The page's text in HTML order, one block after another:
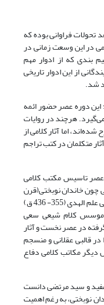
فراوانی بوده که
در این وسعت زمانی در
بندی که از ادوار مهم
از این ادوار تاریخی
شد.
دوره عصر حضور ائمه
هرچند در روایات
اما آثار کلامی از
متکلمان در کتب تراجم
تاسیس مکتب کلامی
چون خاندان نوبختی(قرن
سوم)، شیخ مفید (336- 413 ق) و سید مرتضی علم الهدی (355- 436 ق)
موسس کلام شیعی سعی
در عصر نخست و آثار
در قالبی عقلانی و منسجم
دیگر مکاتب کلامی دفاع
مفید و سید مرتضی دانست
نوبختی، به رغم اهمیت